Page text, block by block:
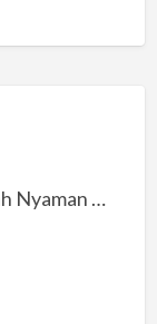
Kosan Wanita Murah Nyaman di Jakarta Selatan